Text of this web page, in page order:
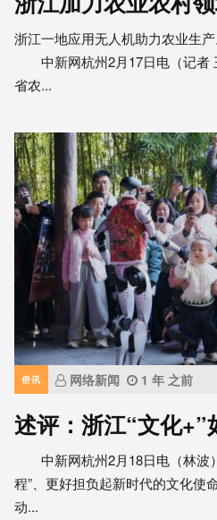
浙江一地应用无人机助力农业生
中新网杭州2月17日电（记者
省农...
侨讯 网络新闻 1 年 之前
述评：浙江“文化+”
中新网杭州2月18日电（林波
程”、更好担负起新时代的文化使
动...